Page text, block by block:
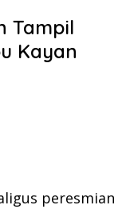
Tampil
Kayan
peresmian